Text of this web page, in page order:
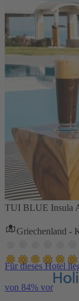
TUI BLUE Insula
Griechenland -
Für dieses Hotel
von 84% vor